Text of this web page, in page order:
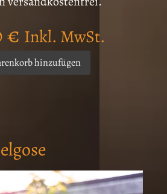
€ Inkl. MwSt.
hinzufügen